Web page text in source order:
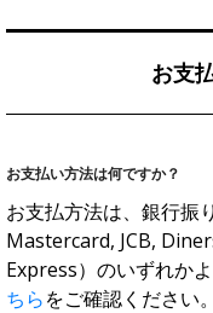
お支
お支払い方法は何ですか？
お支払方法は、銀行振
Mastercard, JCB,
Express）のいずれか
ちらをご確認ください。